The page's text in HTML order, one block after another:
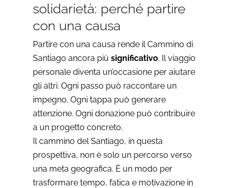
solidarietà: perché partire
con una causa
Partire con una causa rende il Cammino di
Santiago ancora più significativo. Il viaggio
personale diventa un’occasione per aiutare
gli altri. Ogni passo può raccontare un
impegno. Ogni tappa può generare
attenzione. Ogni donazione può contribuire
a un progetto concreto.
Il cammino del Santiago, in questa
prospettiva, non è solo un percorso verso
una meta geografica. È un modo per
trasformare tempo, fatica e motivazione in